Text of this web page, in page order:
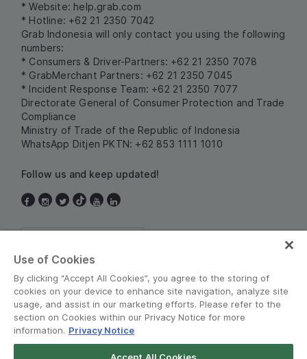
* Website: help.grab.com
* Hotline: +62 21 2350 7042
Grab Indonesia will only contact you using the following
numbers:
* Consumers & Driver-Partners: +62 21 2350 7078
* GrabMerchant Partners: +62 21 2350 7045
* Incident Response Team: +62 21 2350 7077
Directorate General of Consumer Protection and Trade
Compliance
Ministry of Trade of the Republic of Indonesia
WhatsApp Ditjen PKTN: +62 853 1111 1010
Follow us and keep updated!
Use of Cookies
By clicking “Accept All Cookies”, you agree to the storing of
cookies on your device to enhance site navigation, analyze site
usage, and assist in our marketing efforts. Please refer to the
section on Cookies within our Privacy Notice for more
information. Privacy Notice